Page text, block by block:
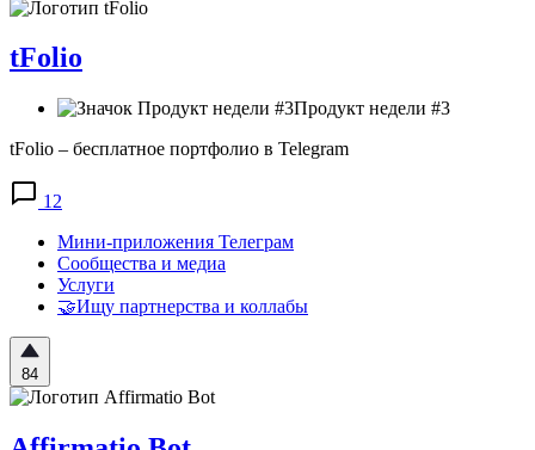
tFolio
Продукт недели #3
tFolio – бесплатное портфолио в Telegram
12
Мини-приложения Телеграм
Сообщества и медиа
Услуги
🤝Ищу партнерства и коллабы
84